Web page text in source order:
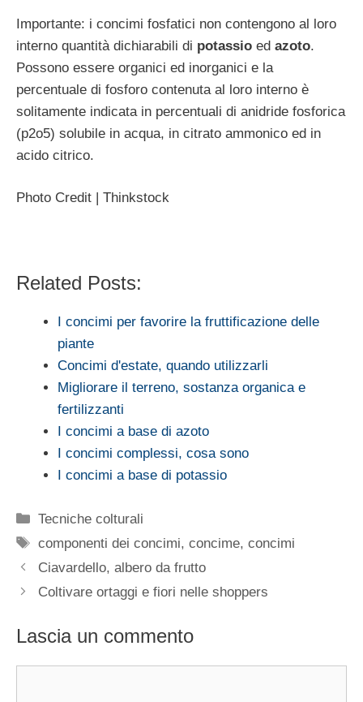
Importante: i concimi fosfatici non contengono al loro
interno quantità dichiarabili di potassio ed azoto.
Possono essere organici ed inorganici e la
percentuale di fosforo contenuta al loro interno è
solitamente indicata in percentuali di anidride fosforica
(p2o5) solubile in acqua, in citrato ammonico ed in
acido citrico.
Photo Credit | Thinkstock
Related Posts:
I concimi per favorire la fruttificazione delle
piante
Concimi d'estate, quando utilizzarli
Migliorare il terreno, sostanza organica e
fertilizzanti
I concimi a base di azoto
I concimi complessi, cosa sono
I concimi a base di potassio
Categorie
Tecniche colturali
Tag
componenti dei concimi,concime,concimi
Ciavardello, albero da frutto
Coltivare ortaggi e fiori nelle shoppers
Lascia un commento